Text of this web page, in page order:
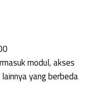
modul, akses
yang berbeda